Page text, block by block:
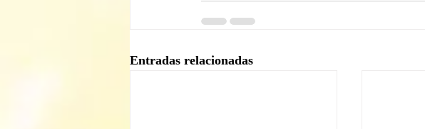
Entradas relacionadas